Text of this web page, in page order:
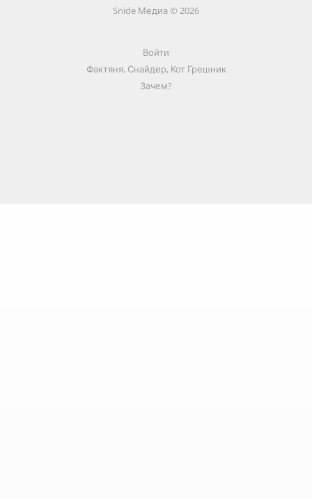
Snide Медиа © 2026
Войти
Фактяня, Снайдер, Кот Грешник
Зачем?